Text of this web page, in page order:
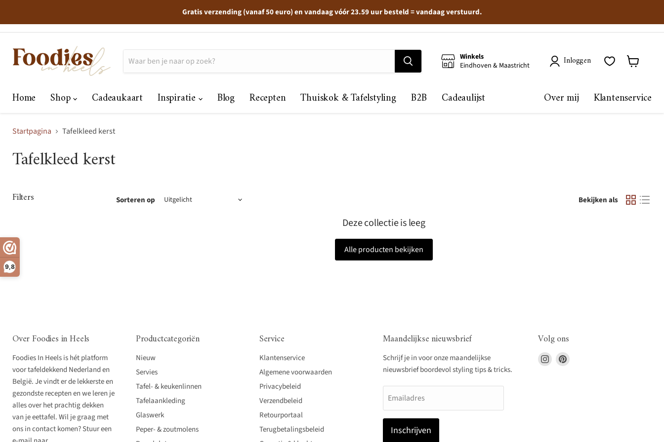
9,8
Gratis verzending (vanaf 50 euro) en vandaag vóór 23.59 uur besteld = vandaag verstuurd.
Winkels
Eindhoven & Maastricht
Inloggen
Home Shop Cadeaukaart Inspiratie Blog Recepten Thuiskok & Tafelstyling B2B Cadeaulijst Over mij Klantenservice
Startpagina Tafelkleed kerst
Tafelkleed kerst
Filters Sorteren op Bekijken als
Deze collectie is leeg
Alle producten bekijken
Over Foodies in Heels
Foodies In Heels is hét platform
voor tafeldekkend Nederland en
België. Je vindt er de lekkerste en
gezondste recepten en we leren je
alles over het prachtig dekken
van je eettafel. Wil je graag met
ons in contact komen? Stuur een
Productcategoriën
Nieuw
Servies
Tafel- & keukenlinnen
Tafelaankleding
Glaswerk
Peper- & zoutmolens
Service
Klantenservice
Algemene voorwaarden
Privacybeleid
Verzendbeleid
Retourportaal
Terugbetalingsbeleid
Maandelijkse nieuwsbrief
Schrijf je in voor onze maandelijkse
nieuwsbrief boordevol styling tips & tricks.
Emailadres
Inschrijven
Volg ons
Vind
ons
Vind